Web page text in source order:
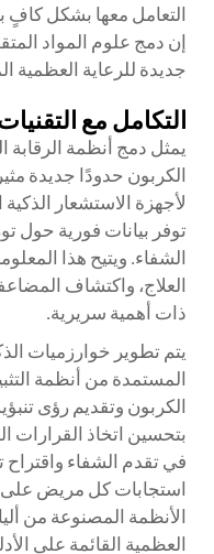
التعامل معها بشكل كافٍ
إن دمج علوم المواد
جديدة للرعاية العظمية
التكامل مع
يمثل دمج أنظمة الرقابة
الكربون حدودًا جديدة
لأجهزة الاستشعار
توفر بيانات فورية حول
الشفاء. ويتيح هذا
العلاج، واكتشاف
ذات أهمية سريرية.
يتم تطوير خوارزميات
المستمدة من أنظمة
الكربون وتقديم رؤى
بتحسين اتخاذ القرارات
في تقدم الشفاء واقتراح
استجابات كل مريض على
الأنظمة المصنوعة من
العظمية القائمة على